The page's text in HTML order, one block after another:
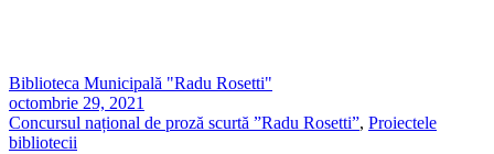
Biblioteca Municipală "Radu Rosetti"
octombrie 29, 2021
Concursul național de proză scurtă ”Radu Rosetti”, Proiectele
bibliotecii